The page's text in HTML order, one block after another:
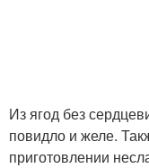
Из ягод без
повидло и желе.
приготовлении